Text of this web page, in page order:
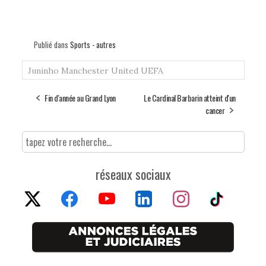
Publié dans Sports - autres
Juninho Manchester United UEFA
Fin d'année au Grand Lyon
Le Cardinal Barbarin atteint d'un
cancer
réseaux sociaux